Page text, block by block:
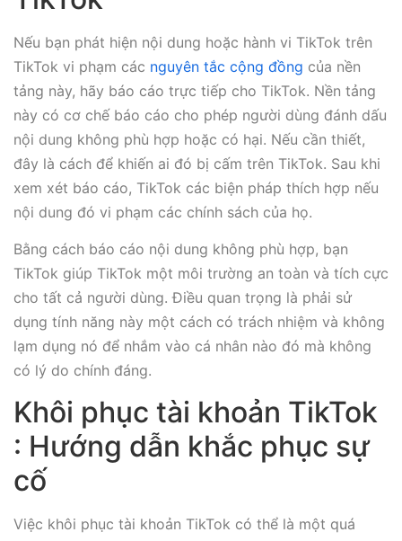
Nếu bạn phát hiện nội dung hoặc hành vi TikTok trên
TikTok vi phạm các nguyên tắc cộng đồng của nền
tảng này, hãy báo cáo trực tiếp cho TikTok. Nền tảng
này có cơ chế báo cáo cho phép người dùng đánh dấu
nội dung không phù hợp hoặc có hại. Nếu cần thiết,
đây là cách để khiến ai đó bị cấm trên TikTok. Sau khi
xem xét báo cáo, TikTok các biện pháp thích hợp nếu
nội dung đó vi phạm các chính sách của họ.
Bằng cách báo cáo nội dung không phù hợp, bạn
TikTok giúp TikTok một môi trường an toàn và tích cực
cho tất cả người dùng. Điều quan trọng là phải sử
dụng tính năng này một cách có trách nhiệm và không
lạm dụng nó để nhắm vào cá nhân nào đó mà không
có lý do chính đáng.
Khôi phục tài khoản TikTok
: Hướng dẫn khắc phục sự
cố
Việc khôi phục tài khoản TikTok có thể là một quá